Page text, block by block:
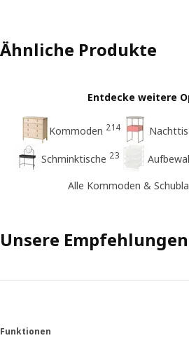
Ähnliche Produkte
Entdecke weitere
Kommoden 214
Schminktische 23
Alle Kommoden &
Unsere
Funktionen